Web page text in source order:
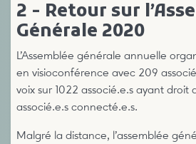
2 - Retour sur
Générale 2020
L’Assemblée générale annuelle
en visioconférence avec 209
voix sur 1022 associé.e.s ayant droit
associé.e.s connecté.e.s.
Malgré la distance, l’assemblée